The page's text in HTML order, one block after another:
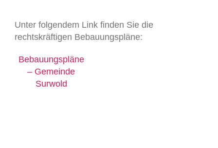
Unter folgendem Link finden Sie die
rechtskräftigen Bebauungspläne:
Bebauungspläne
– Gemeinde
Surwold